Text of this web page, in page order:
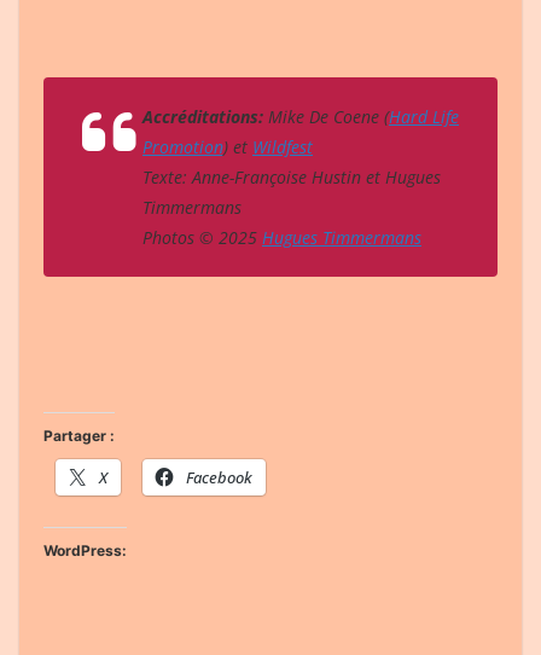
Accréditations: Mike De Coene (Hard Life
Promotion) et Wildfest
Texte: Anne-Françoise Hustin et Hugues
Timmermans
Photos © 2025 Hugues Timmermans
Partager :
X Facebook
WordPress: